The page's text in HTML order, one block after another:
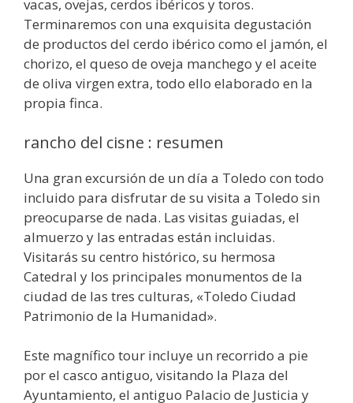
vacas, ovejas, cerdos ibéricos y toros.
Terminaremos con una exquisita degustación
de productos del cerdo ibérico como el jamón, el
chorizo, el queso de oveja manchego y el aceite
de oliva virgen extra, todo ello elaborado en la
propia finca.
rancho del cisne : resumen
Una gran excursión de un día a Toledo con todo
incluido para disfrutar de su visita a Toledo sin
preocuparse de nada. Las visitas guiadas, el
almuerzo y las entradas están incluidas.
Visitarás su centro histórico, su hermosa
Catedral y los principales monumentos de la
ciudad de las tres culturas, «Toledo Ciudad
Patrimonio de la Humanidad».
Este magnífico tour incluye un recorrido a pie
por el casco antiguo, visitando la Plaza del
Ayuntamiento, el antiguo Palacio de Justicia y